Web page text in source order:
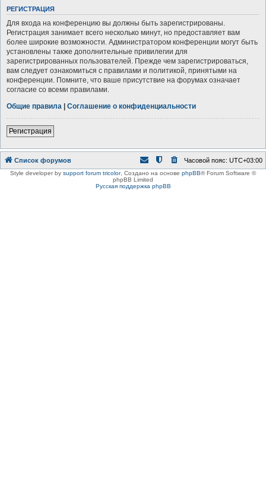
РЕГИСТРАЦИЯ
Для входа на конференцию вы должны быть зарегистрированы.
Регистрация занимает всего несколько минут, но предоставляет вам
более широкие возможности. Администратором конференции могут быть
установлены также дополнительные привилегии для
зарегистрированных пользователей. Прежде чем зарегистрироваться,
вам следует ознакомиться с правилами и политикой, принятыми на
конференции. Помните, что ваше присутствие на форумах означает
согласие со всеми правилами.
Общие правила | Соглашение о конфиденциальности
Регистрация
Список форумов Часовой пояс: UTC+03:00
Style developer by support forum tricolor, Создано на основе phpBB® Forum Software ©
phpBB Limited
Русская поддержка phpBB